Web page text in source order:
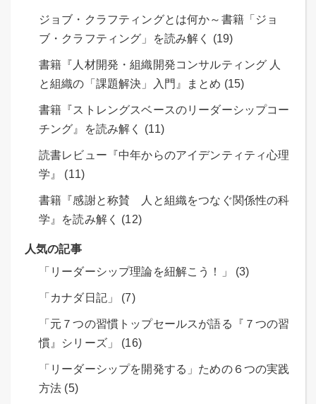
ジョブ・クラフティングとは何か～書籍「ジョ
ブ・クラフティング」を読み解く (19)
書籍『人材開発・組織開発コンサルティング 人
と組織の「課題解決」入門』まとめ (15)
書籍『ストレングスベースのリーダーシップコー
チング』を読み解く (11)
読書レビュー『中年からのアイデンティティ心理
学』 (11)
書籍『感謝と称賛 人と組織をつなぐ関係性の科
学』を読み解く (12)
人気の記事
「リーダーシップ理論を紐解こう！」 (3)
「カナダ日記」 (7)
「元７つの習慣トップセールスが語る『７つの習
慣』シリーズ」 (16)
「リーダーシップを開発する」ための６つの実践
方法 (5)